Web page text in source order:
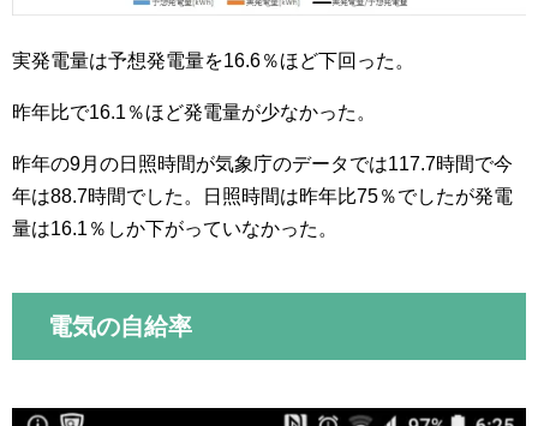
実発電量は予想発電量を16.6％ほど下回った。
昨年比で16.1％ほど発電量が少なかった。
昨年の9月の日照時間が気象庁のデータでは117.7時間で今
年は88.7時間でした。日照時間は昨年比75％でしたが発電
量は16.1％しか下がっていなかった。
電気の自給率